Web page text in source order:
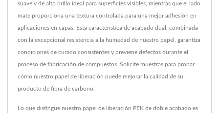
suave y de alto brillo ideal para superficies visibles, mientras que el lado
mate proporciona una textura controlada para una mejor adhesión en
aplicaciones en capas. Esta característica de acabado dual, combinada
con la excepcional resistencia a la humedad de nuestro papel, garantiza
condiciones de curado consistentes y previene defectos durante el
proceso de fabricación de compuestos. Solicite muestras para probar
cómo nuestro papel de liberación puede mejorar la calidad de su
producto de fibra de carbono.
Lo que distingue nuestro papel de liberación PEK de doble acabado es